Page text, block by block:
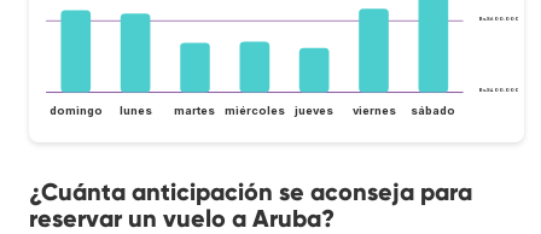
Bs.S400.000
Bs.S600.000
domingo lunes martes miércoles jueves viernes sábado
¿Cuánta anticipación se aconseja para
reservar un vuelo a Aruba?